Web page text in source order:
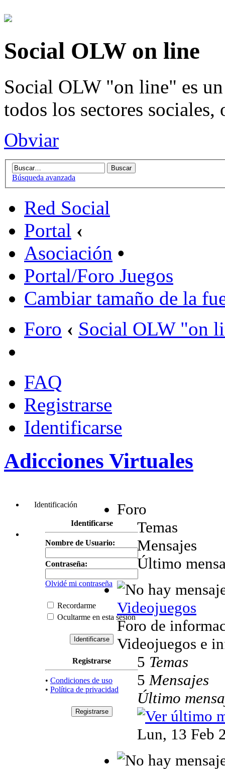
Social OLW on line
Social OLW "on line" es
todos los sectores sociales,
Obviar
Búsqueda avanzada
Red Social
Portal ‹
Asociación •
Portal/Foro Juegos
Cambiar tamaño de la
Foro ‹ Social OLW "on
FAQ
Registrarse
Identificarse
Adicciones Virtuales
Identificación
Identificarse
Nombre de Usuario:
Contraseña:
Olvidé mi contraseña
Recordarme
Ocultarme en esta sesión
Registrarse
• Condiciones de uso
• Política de privacidad
Foro
Temas
Mensajes
Último
Videojuegos
Foro de
Videojuegos e
5 Temas
5Mensajes
Último
Lun, 13 Feb